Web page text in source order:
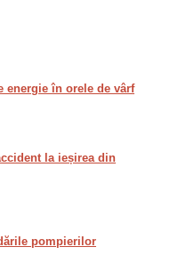
energie în orele de vârf
la ieșirea din
pompierilor